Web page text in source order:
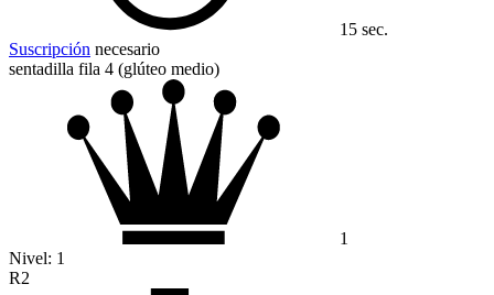
15 sec.
Suscripción necesario
sentadilla fila 4 (glúteo medio)
1
Nivel: 1
R2